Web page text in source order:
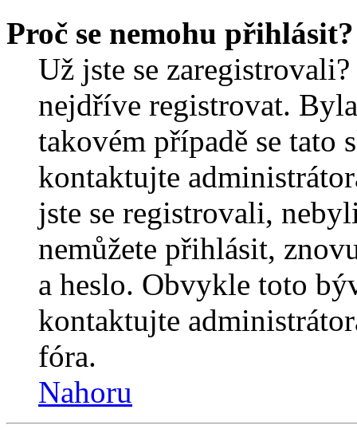
Proč se nemohu přihlásit?
Už jste se
nejdříve registrovat.
takovém případě se tato
kontaktujte
jste se registrovali,
nemůžete přihlásit,
a heslo. Obvykle toto
kontaktujte
fóra.
Nahoru